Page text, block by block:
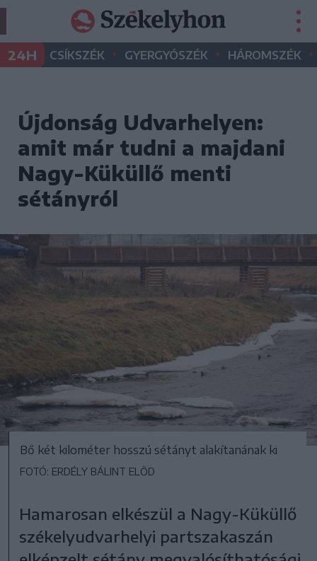
24H CSÍKSZÉK • GYERGYÓSZÉK • HÁROMSZÉK •
Újdonság Udvarhelyen:
amit már tudni a majdani
Nagy-Küküllő menti
sétányról
Bő két kilométer hosszú sétányt alakítanának ki
FOTÓ: ERDÉLY BÁLINT ELŐD
Hamarosan elkészül a Nagy-Küküllő
székelyudvarhelyi partszakaszán